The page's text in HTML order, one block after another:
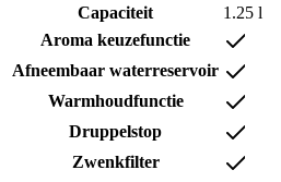
Capaciteit
1.25 l
Aroma keuzefunctie
Afneembaar waterreservoir
Warmhoudfunctie
Druppelstop
Zwenkfilter